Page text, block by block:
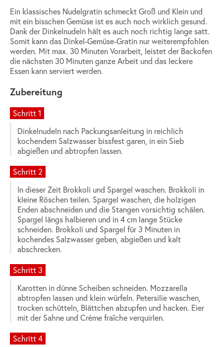
Ein klassisches Nudelgratin schmeckt Groß und Klein und
mit ein bisschen Gemüse ist es auch noch wirklich gesund.
Dank der Dinkelnudeln hält es auch noch richtig lange satt.
Somit kann das Dinkel-Gemüse-Gratin nur weiterempfohlen
werden. Mit max. 30 Minuten Vorarbeit, leistet der Backofen
die nächsten 30 Minuten ganze Arbeit und das leckere
Essen kann serviert werden.
Zubereitung
Schritt 1
Dinkelnudeln nach Packungsanleitung in reichlich
kochendem Salzwasser bissfest garen, in ein Sieb
abgießen und abtropfen lassen.
Schritt 2
In dieser Zeit Brokkoli und Spargel waschen. Brokkoli in
kleine Röschen teilen. Spargel waschen, die holzigen
Enden abschneiden und die Stangen vorsichtig schälen.
Spargel längs halbieren und in 4 cm lange Stücke
schneiden. Brokkoli und Spargel für 3 Minuten in
kochendes Salzwasser geben, abgießen und kalt
abschrecken.
Schritt 3
Karotten in dünne Scheiben schneiden. Mozzarella
abtropfen lassen und klein würfeln. Petersilie waschen,
trocken schütteln, Blättchen abzupfen und hacken. Eier
mit der Sahne und Créme fraîche verquirlen.
Schritt 4